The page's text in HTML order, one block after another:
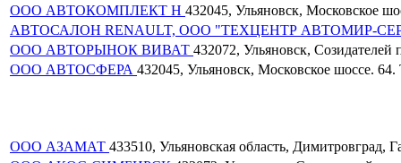
ООО АВТОКОМПЛЕКТ Н 432045, Ульяновск, Московское
АВТОСАЛОН RENAULT, ООО "ТЕХЦЕНТР АВТОМИР-
ООО АВТОРЫНОК ВИВАТ 432072, Ульяновск, Созидателей
ООО АВТОСФЕРА 432045, Ульяновск, Московское шоссе.
ООО АЗАМАТ 433510, Ульяновская область, Димитровград,